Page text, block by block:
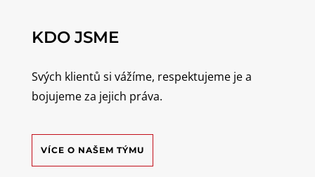
KDO JSME
Svých klientů si vážíme, respektujeme je a
bojujeme za jejich práva.
VÍCE O NAŠEM TÝMU